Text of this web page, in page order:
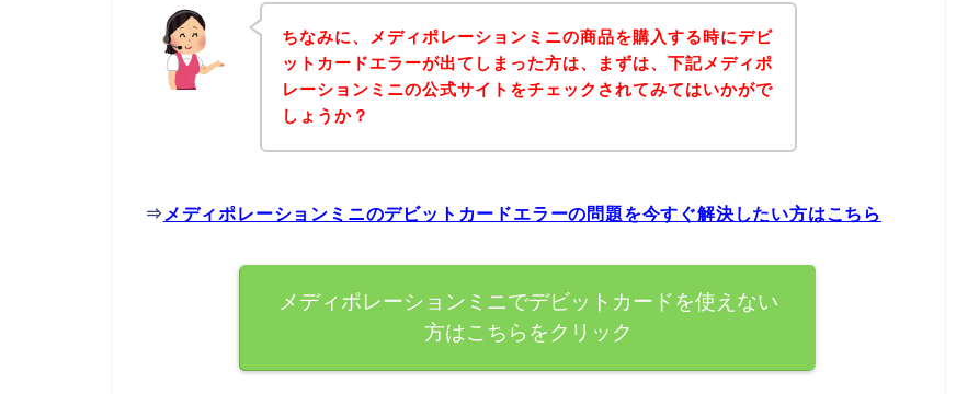
ちなみに、メディポレーションミニの商品を購入する時にデビ
ットカードエラーが出てしまった方は、まずは、下記メディポ
レーションミニの公式サイトをチェックされてみてはいかがで
しょうか？
⇒ メディポレーションミニのデビットカードエラーの問題を今すぐ解決したい方はこちら
メディポレーションミニでデビットカードを使えない
方はこちらをクリック